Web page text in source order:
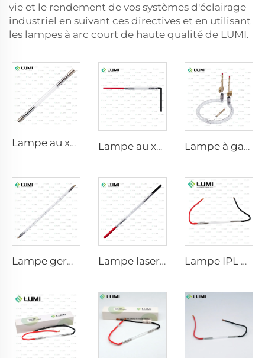
vie et le rendement de vos systèmes d'éclairage
industriel en suivant ces directives et en utilisant
les lampes à arc court de haute qualité de LUMI.
Lampe au xénon IPL P1640 – 7×47×110 mm Lampe au xénon IPL P1541 – 9×45×100 mm Lampe à gaz simulateur de lumière solaire D1200 – 10×110 mm
Lampe germicide à impulsion forte L5590 – 9×250×300 mm Lampe laser au xénon L2021-7×65×130 mm Lampe IPL P2021-7×65×130 mm